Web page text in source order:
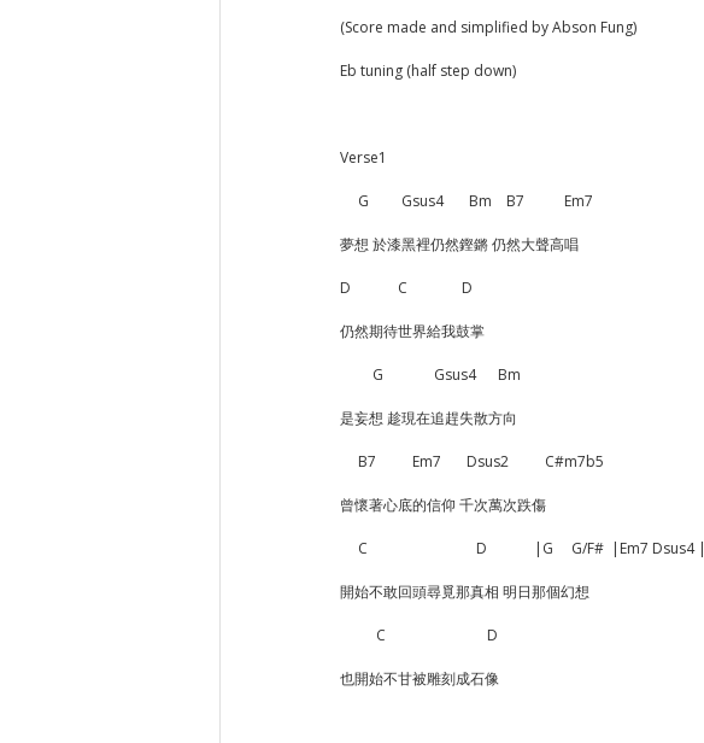
(Score made and simplified by Abson Fung)
Eb tuning (half step down)
Verse1
     G         Gsus4       Bm    B7   　    Em7
夢想 於漆黑裡仍然鏗鏘 仍然大聲高唱
D     　    C     　      D
仍然期待世界給我鼓掌
         G              Gsus4　  Bm
是妄想 趁現在追趕失散方向
     B7          Em7       Dsus2          C#m7b5
曾懷著心底的信仰 千次萬次跌傷
     C                              D      　   |G     G/F#  |Em7 Dsus4 |
開始不敢回頭尋覓那真相 明日那個幻想
          C                            D
也開始不甘被雕刻成石像